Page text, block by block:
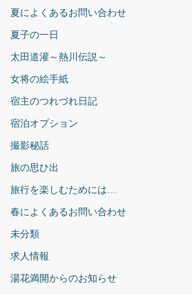
夏によくあるお問い合わせ
夏子の一日
太田道灌～熱川伝説～
女将の絵手紙
宿主のつれづれ日記
宿泊オプション
撮影秘話
旅の思ひ出
旅行を楽しむためには…
春によくあるお問い合わせ
未分類
求人情報
湯花満開からのお知らせ